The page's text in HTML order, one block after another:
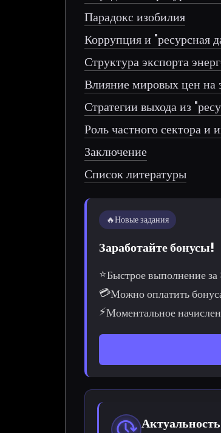
Парадокс изобилия
Коррупция и "ресурсная
Структура экспорта
Влияние мировых цен на
Стратегии выхода из
Роль частного сектора и
Заключение
Список литературы
🔥Новые задания
Заработайте бонусы!
⭐Быстрое выполнение
💳Можно оплатить
⚡Моментальное
Актуальность